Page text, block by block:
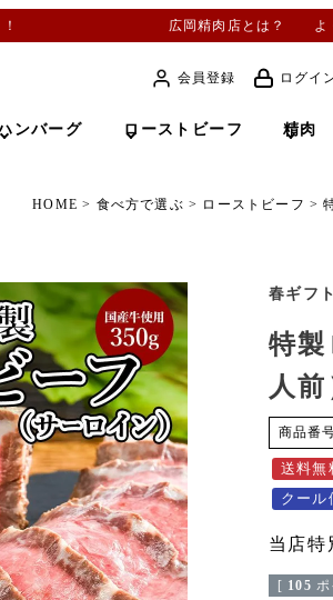
広岡精肉店とは？ よ
会員登録 ログイ
ンバーグ ローストビーフ 精肉
HOME 食べ方で選ぶ ローストビーフ
春ギフ
特
人
商品番
送料無
クール
当店特
[ 105